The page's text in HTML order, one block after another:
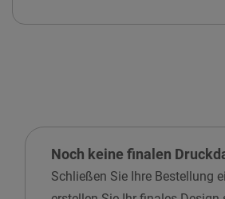
Noch keine finalen
Schließen Sie Ihre Bestellung